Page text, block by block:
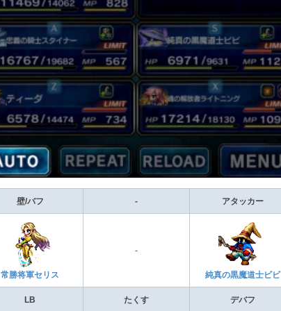
壁/バフ - アタッカー
常勝将軍セリス
-
純真の黒魔道士ビビ
LB たくす デバフ